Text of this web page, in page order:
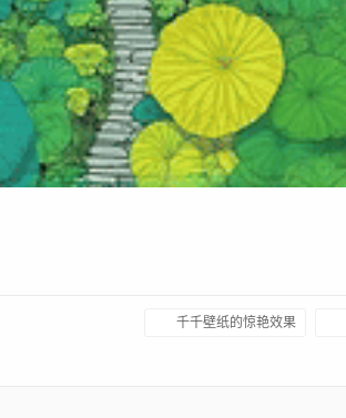
千千壁纸的惊艳效果